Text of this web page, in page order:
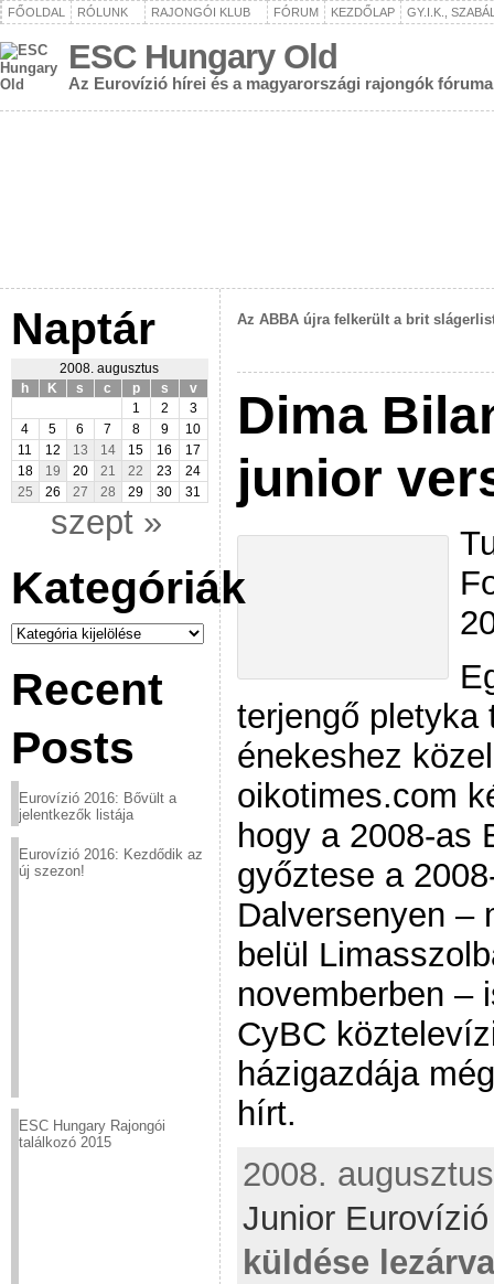
FŐOLDAL RÓLUNK RAJONGÓI KLUB FÓRUM KEZDŐLAP GY.I.K.,
ESC Hungary Old
Az Eurovízió hírei és a magyarországi rajongók fóruma
Naptár
2008. augusztus
h
K s c p s
v
1
2
3
4
5 6 7 8 9
10
11
12 13 14 15 16
17
18
19 20 21 22 23
24
25
26 27 28 29 30 31
szept »
Kategóriák
Kategóriák
Recent
Posts
Eurovízió 2016: Bővült a
jelentkezők listája
Eurovízió 2016: Kezdődik az
új szezon!
ESC Hungary Rajongói
találkozó 2015
Az ABBA újra felkerült a brit
Dima
junior
terjengő pletyka
énekeshez
oikotimes.com
hogy a 2008-as
győztese a
Dalversenyen –
belül
novemberben –
CyBC
házigazdája
hírt.
2008.
Junior
küldése lezárva